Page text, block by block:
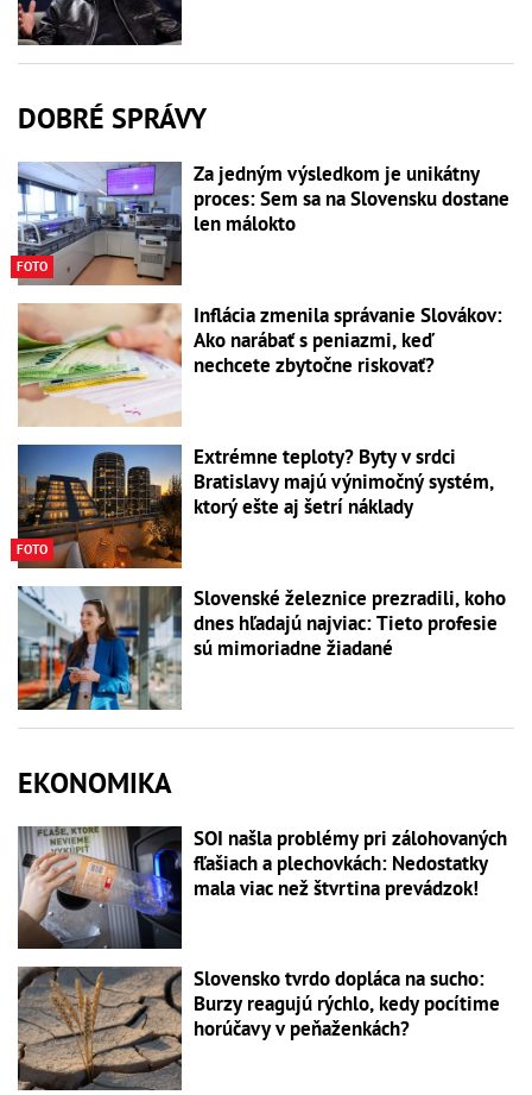
DOBRÉ SPRÁVY
FOTO
Za jedným výsledkom je unikátny
proces: Sem sa na Slovensku dostane
len málokto
Inflácia zmenila správanie Slovákov:
Ako narábať s peniazmi, keď
nechcete zbytočne riskovať?
FOTO
Extrémne teploty? Byty v srdci
Bratislavy majú výnimočný systém,
ktorý ešte aj šetrí náklady
Slovenské železnice prezradili, koho
dnes hľadajú najviac: Tieto profesie
sú mimoriadne žiadané
EKONOMIKA
SOI našla problémy pri zálohovaných
fľašiach a plechovkách: Nedostatky
mala viac než štvrtina prevádzok!
Slovensko tvrdo dopláca na sucho:
Burzy reagujú rýchlo, kedy pocítime
horúčavy v peňaženkách?